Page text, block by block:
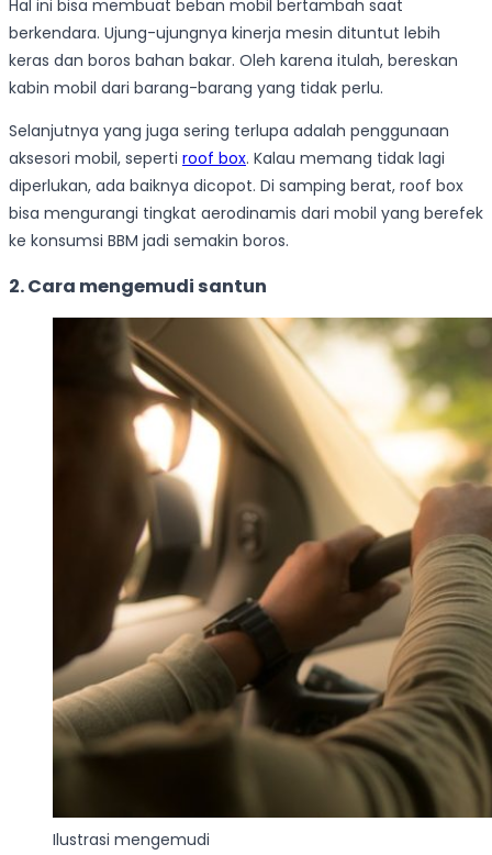
Hal ini bisa membuat beban mobil bertambah saat
berkendara. Ujung-ujungnya kinerja mesin dituntut lebih
keras dan boros bahan bakar. Oleh karena itulah, bereskan
kabin mobil dari barang-barang yang tidak perlu.
Selanjutnya yang juga sering terlupa adalah penggunaan
aksesori mobil, seperti roof box. Kalau memang tidak lagi
diperlukan, ada baiknya dicopot. Di samping berat, roof box
bisa mengurangi tingkat aerodinamis dari mobil yang berefek
ke konsumsi BBM jadi semakin boros.
2. Cara mengemudi santun
Ilustrasi mengemudi